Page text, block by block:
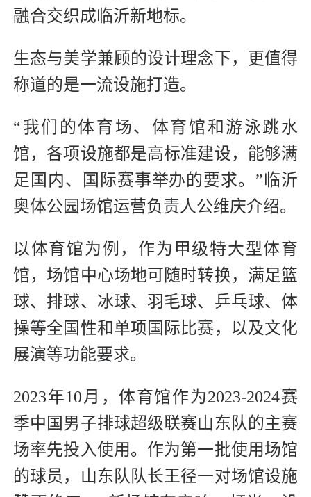
融合交织成临沂新地标。
生态与美学兼顾的设计理念下，更值得
称道的是一流设施打造。
“我们的体育场、体育馆和游泳跳水
馆，各项设施都是高标准建设，能够满
足国内、国际赛事举办的要求。”临沂
奥体公园场馆运营负责人公维庆介绍。
以体育馆为例，作为甲级特大型体育
馆，场馆中心场地可随时转换，满足篮
球、排球、冰球、羽毛球、乒乓球、体
操等全国性和单项国际比赛，以及文化
展演等功能要求。
2023年10月，体育馆作为2023-2024赛
季中国男子排球超级联赛山东队的主赛
场率先投入使用。作为第一批使用场馆
的球员，山东队队长王径一对场馆设施